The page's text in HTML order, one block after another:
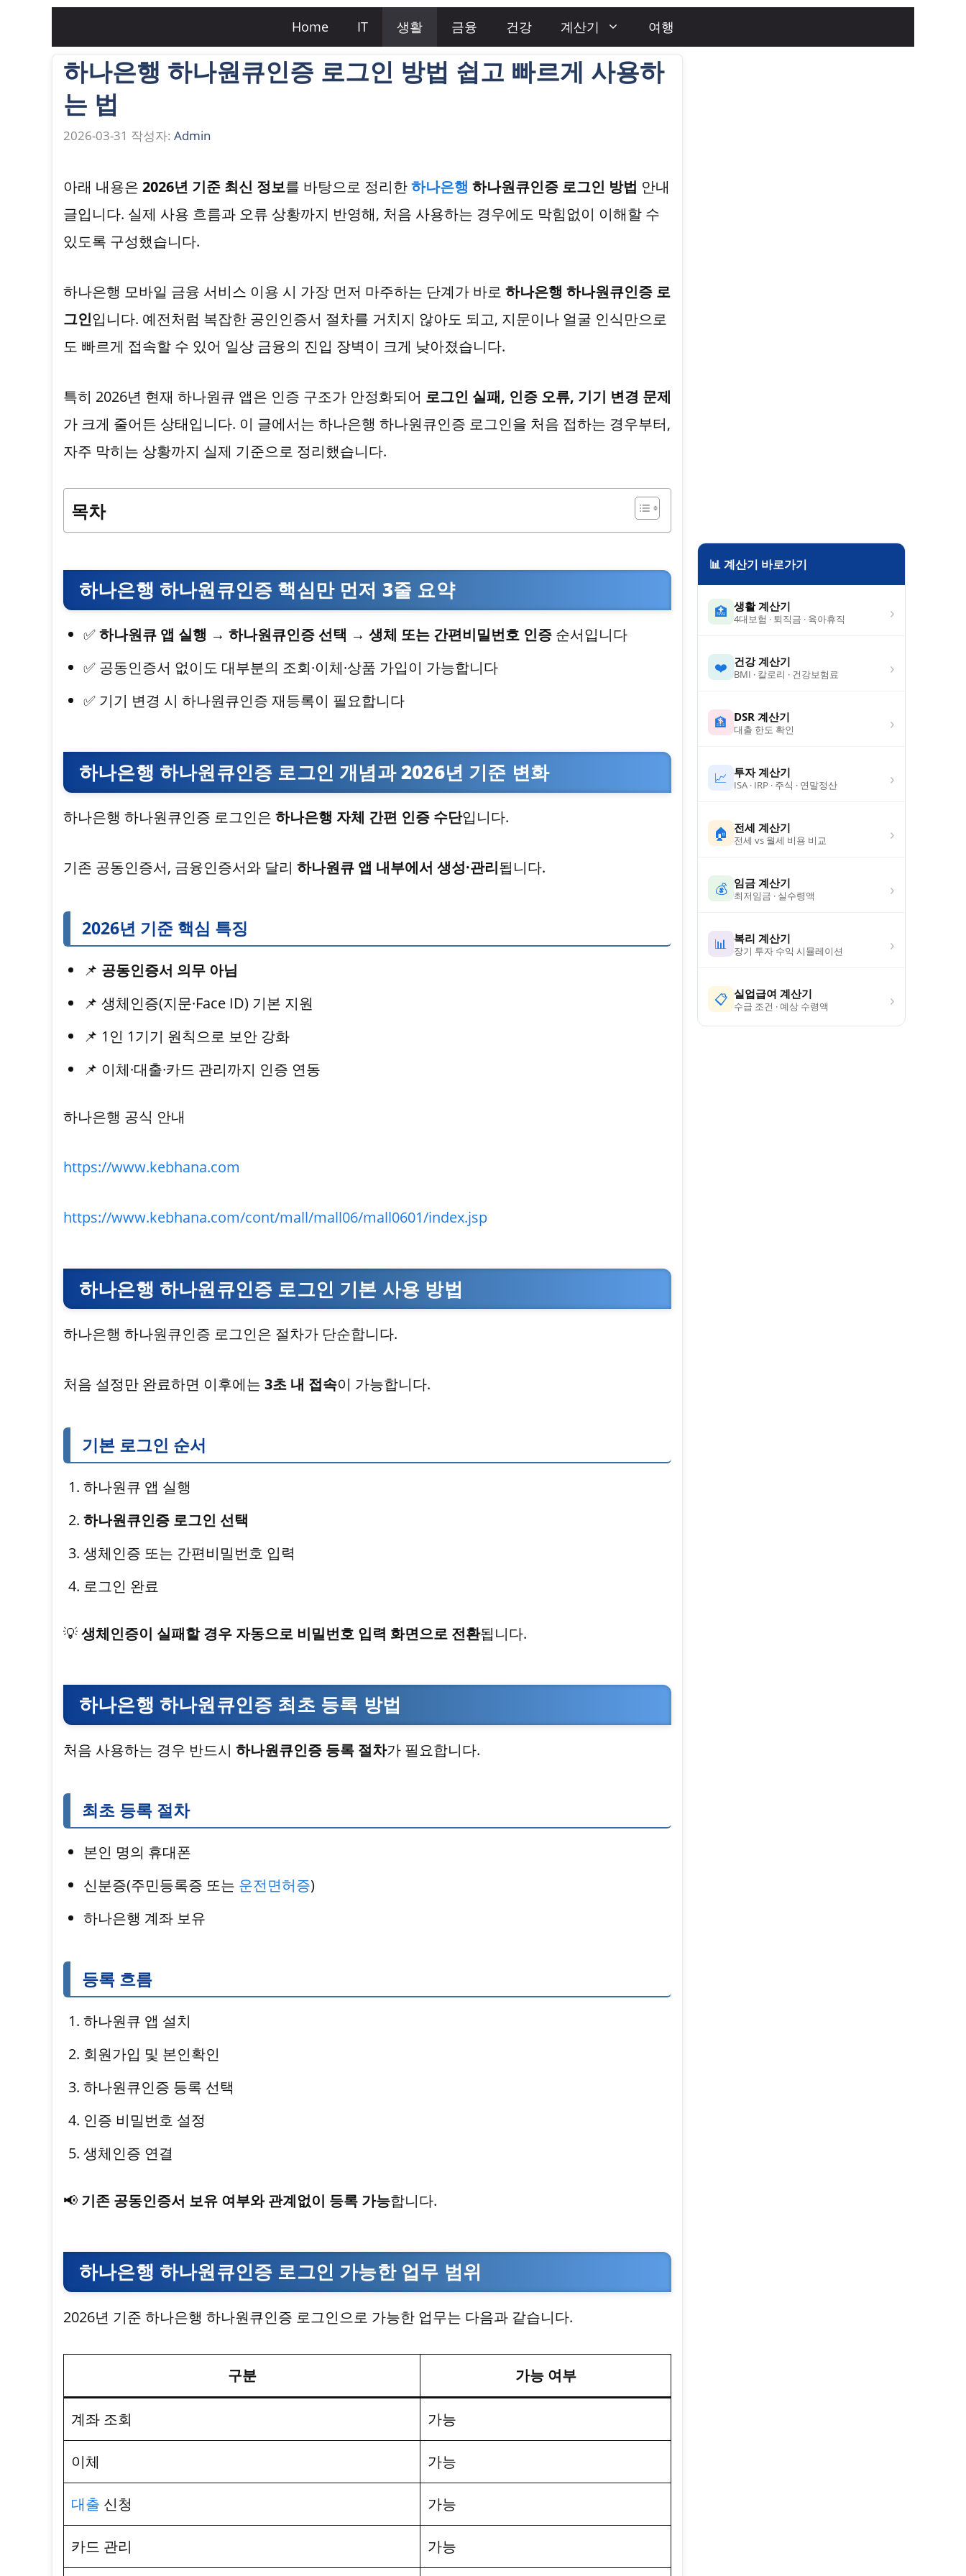
Home IT 생활 금융 건강 계산기 여행
하나은행 하나원큐인증 로그인 방법 쉽고 빠르게 사용하
는 법
2026-03-31 작성자: Admin
아래 내용은 2026년 기준 최신 정보를 바탕으로 정리한하나은행 하나원큐인증 로그인 방법 안내
글입니다. 실제 사용 흐름과 오류 상황까지 반영해, 처음 사용하는 경우에도 막힘없이 이해할 수
있도록 구성했습니다.
하나은행 모바일 금융 서비스 이용 시 가장 먼저 마주하는 단계가 바로 하나은행 하나원큐인증 로
그인입니다. 예전처럼 복잡한 공인인증서 절차를 거치지 않아도 되고, 지문이나 얼굴 인식만으로
도 빠르게 접속할 수 있어 일상 금융의 진입 장벽이 크게 낮아졌습니다.
특히 2026년 현재 하나원큐 앱은 인증 구조가 안정화되어 로그인 실패, 인증 오류, 기기 변경 문제
가 크게 줄어든 상태입니다. 이 글에서는 하나은행 하나원큐인증 로그인을 처음 접하는 경우부터,
자주 막히는 상황까지 실제 기준으로 정리했습니다.
목차
하나은행 하나원큐인증 핵심만 먼저 3줄 요약
✅하나원큐 앱 실행 → 하나원큐인증 선택 → 생체 또는 간편비밀번호 인증 순서입니다
✅ 공동인증서 없이도 대부분의 조회·이체·상품 가입이 가능합니다
✅ 기기 변경 시 하나원큐인증 재등록이 필요합니다
하나은행 하나원큐인증 로그인 개념과 2026년 기준 변화
하나은행 하나원큐인증 로그인은 하나은행 자체 간편 인증 수단입니다.
기존 공동인증서, 금융인증서와 달리 하나원큐 앱 내부에서 생성·관리됩니다.
2026년 기준 핵심 특징
📌 공동인증서 의무 아님
📌 생체인증(지문·Face ID) 기본 지원
📌 1인 1기기 원칙으로 보안 강화
📌 이체·대출·카드 관리까지 인증 연동
하나은행 공식 안내
https://www.kebhana.com
https://www.kebhana.com/cont/mall/mall06/mall0601/index.jsp
하나은행 하나원큐인증 로그인 기본 사용 방법
하나은행 하나원큐인증 로그인은 절차가 단순합니다.
처음 설정만 완료하면 이후에는 3초 내 접속이 가능합니다.
기본 로그인 순서
하나원큐 앱 실행
하나원큐인증 로그인 선택
생체인증 또는 간편비밀번호 입력
로그인 완료
💡생체인증이 실패할 경우 자동으로 비밀번호 입력 화면으로 전환됩니다.
하나은행 하나원큐인증 최초 등록 방법
처음 사용하는 경우 반드시 하나원큐인증 등록 절차가 필요합니다.
최초 등록 절차
본인 명의 휴대폰
신분증(주민등록증 또는 운전면허증)
하나은행 계좌 보유
등록 흐름
하나원큐 앱 설치
회원가입 및 본인확인
하나원큐인증 등록 선택
인증 비밀번호 설정
생체인증 연결
📢 기존 공동인증서 보유 여부와 관계없이 등록 가능합니다.
하나은행 하나원큐인증 로그인 가능한 업무 범위
2026년 기준 하나은행 하나원큐인증 로그인으로 가능한 업무는 다음과 같습니다.
구분 가능 여부
계좌 조회 가능
이체 가능
대출 신청 가능
카드 관리 가능
📊 계산기 바로가기
🏥 생활 계산기
4대보험 · 퇴직금 · 육아휴직 ›
❤️ 건강 계산기
BMI · 칼로리 · 건강보험료 ›
🏦 DSR 계산기
대출 한도 확인 ›
📈 투자 계산기
ISA · IRP · 주식 · 연말정산 ›
🏠 전세 계산기
전세 vs 월세 비용 비교 ›
💰 임금 계산기
최저임금 · 실수령액 ›
📊 복리 계산기
장기 투자 수익 시뮬레이션 ›
📋 실업급여 계산기
수급 조건 · 예상 수령액 ›